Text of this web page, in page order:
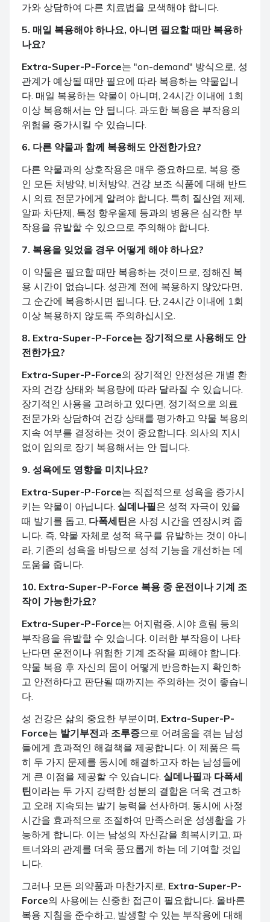
가와 상담하여 다른 치료법을 모색해야 합니다.
5. 매일 복용해야 하나요, 아니면 필요할 때만 복용하
나요?
Extra-Super-P-Force는 "on-demand" 방식으로, 성
관계가 예상될 때만 필요에 따라 복용하는 약물입니
다. 매일 복용하는 약물이 아니며, 24시간 이내에 1회
이상 복용해서는 안 됩니다. 과도한 복용은 부작용의
위험을 증가시킬 수 있습니다.
6. 다른 약물과 함께 복용해도 안전한가요?
다른 약물과의 상호작용은 매우 중요하므로, 복용 중
인 모든 처방약, 비처방약, 건강 보조 식품에 대해 반드
시 의료 전문가에게 알려야 합니다. 특히 질산염 제제,
알파 차단제, 특정 항우울제 등과의 병용은 심각한 부
작용을 유발할 수 있으므로 주의해야 합니다.
7. 복용을 잊었을 경우 어떻게 해야 하나요?
이 약물은 필요할 때만 복용하는 것이므로, 정해진 복
용 시간이 없습니다. 성관계 전에 복용하지 않았다면,
그 순간에 복용하시면 됩니다. 단, 24시간 이내에 1회
이상 복용하지 않도록 주의하십시오.
8. Extra-Super-P-Force는 장기적으로 사용해도 안
전한가요?
Extra-Super-P-Force의 장기적인 안전성은 개별 환
자의 건강 상태와 복용량에 따라 달라질 수 있습니다.
장기적인 사용을 고려하고 있다면, 정기적으로 의료
전문가와 상담하여 건강 상태를 평가하고 약물 복용의
지속 여부를 결정하는 것이 중요합니다. 의사의 지시
없이 임의로 장기 복용해서는 안 됩니다.
9. 성욕에도 영향을 미치나요?
Extra-Super-P-Force는 직접적으로 성욕을 증가시
키는 약물이 아닙니다. 실데나필은 성적 자극이 있을
때 발기를 돕고, 다폭세틴은 사정 시간을 연장시켜 줍
니다. 즉, 약물 자체로 성적 욕구를 유발하는 것이 아니
라, 기존의 성욕을 바탕으로 성적 기능을 개선하는 데
도움을 줍니다.
10. Extra-Super-P-Force 복용 중 운전이나 기계 조
작이 가능한가요?
Extra-Super-P-Force는 어지럼증, 시야 흐림 등의
부작용을 유발할 수 있습니다. 이러한 부작용이 나타
난다면 운전이나 위험한 기계 조작을 피해야 합니다.
약물 복용 후 자신의 몸이 어떻게 반응하는지 확인하
고 안전하다고 판단될 때까지는 주의하는 것이 좋습니
다.
성 건강은 삶의 중요한 부분이며, Extra-Super-P-
Force는 발기부전과 조루증으로 어려움을 겪는 남성
들에게 효과적인 해결책을 제공합니다. 이 제품은 특
히 두 가지 문제를 동시에 해결하고자 하는 남성들에
게 큰 이점을 제공할 수 있습니다. 실데나필과 다폭세
틴이라는 두 가지 강력한 성분의 결합은 더욱 견고하
고 오래 지속되는 발기 능력을 선사하며, 동시에 사정
시간을 효과적으로 조절하여 만족스러운 성생활을 가
능하게 합니다. 이는 남성의 자신감을 회복시키고, 파
트너와의 관계를 더욱 풍요롭게 하는 데 기여할 것입
니다.
그러나 모든 의약품과 마찬가지로, Extra-Super-P-
Force의 사용에는 신중한 접근이 필요합니다. 올바른
복용 지침을 준수하고, 발생할 수 있는 부작용에 대해